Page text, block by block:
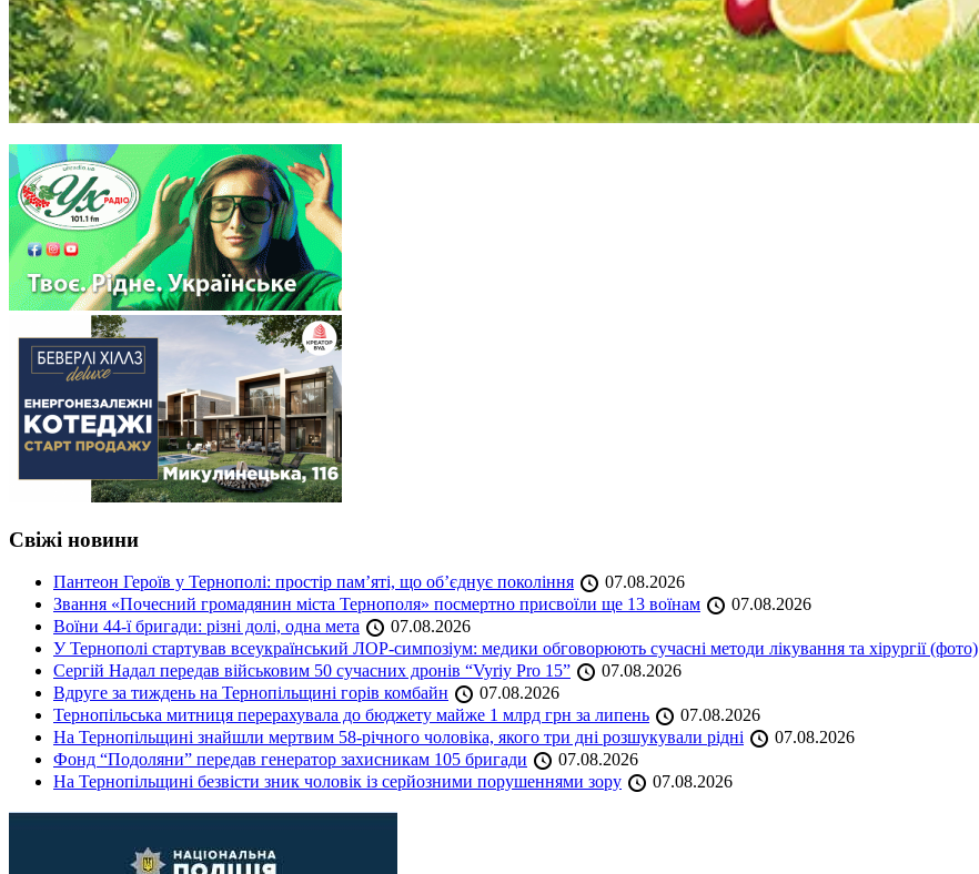
Свіжі новини
Пантеон Героїв у Тернополі: простір пам’яті, що об’єднує покоління
07.08.2026
Звання «Почесний громадянин міста Тернополя» посмертно присвоїли ще 13 воїнам
07.08.2026
Воїни 44-ї бригади: різні долі, одна мета
07.08.2026
У Тернополі стартував всеукраїнський ЛОР-симпозіум: медики обговорюють сучасні методи лікування та хірургії (фото)
Сергій Надал передав військовим 50 сучасних дронів “Vyriy Pro 15”
07.08.2026
Вдруге за тиждень на Тернопільщині горів комбайн
07.08.2026
Тернопільська митниця перерахувала до бюджету майже 1 млрд грн за липень
07.08.2026
На Тернопільщині знайшли мертвим 58-річного чоловіка, якого три дні розшукували рідні
07.08.2026
Фонд “Подоляни” передав генератор захисникам 105 бригади
07.08.2026
На Тернопільщині безвісти зник чоловік із серйозними порушеннями зору
07.08.2026